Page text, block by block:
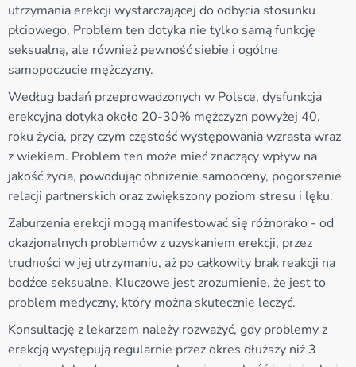
utrzymania erekcji wystarczającej do odbycia stosunku
płciowego. Problem ten dotyka nie tylko samą funkcję
seksualną, ale również pewność siebie i ogólne
samopoczucie mężczyzny.
Według badań przeprowadzonych w Polsce, dysfunkcja
erekcyjna dotyka około 20-30% mężczyzn powyżej 40.
roku życia, przy czym częstość występowania wzrasta wraz
z wiekiem. Problem ten może mieć znaczący wpływ na
jakość życia, powodując obniżenie samooceny, pogorszenie
relacji partnerskich oraz zwiększony poziom stresu i lęku.
Zaburzenia erekcji mogą manifestować się różnorako - od
okazjonalnych problemów z uzyskaniem erekcji, przez
trudności w jej utrzymaniu, aż po całkowity brak reakcji na
bodźce seksualne. Kluczowe jest zrozumienie, że jest to
problem medyczny, który można skutecznie leczyć.
Konsultację z lekarzem należy rozważyć, gdy problemy z
erekcją występują regularnie przez okres dłuższy niż 3